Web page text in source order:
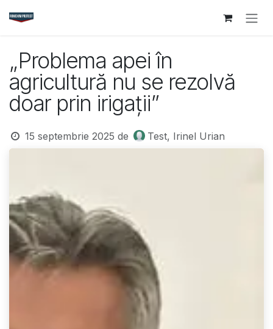
„Problema apei în
agricultură nu se rezolvă
doar prin irigații”
15 septembrie 2025 de Test, Irinel Urian